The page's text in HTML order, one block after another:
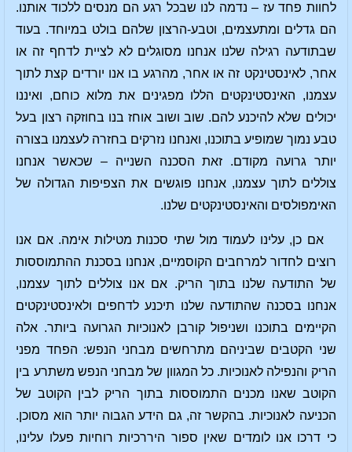
לחוות פחד עז – נדמה לנו שבכל רגע הם מנסים ללכוד אותנו.
הם גדלים ומתעצמים, וטבע-הרצון שלהם בולט במיוחד. בעוד
שבתודעה רגילה שלנו אנחנו מסוגלים לא לציית לדחף זה או
אחר, לאינסטינקט זה או אחר, מהרגע בו אנו יורדים קצת לתוך
עצמנו, האינסטינקטים הללו מפגינים את מלוא כוחם, ואיננו
יכולים שלא להיכנע להם. שוב ושוב אוחז בנו בחוזקה רצון בעל
טבע נמוך שמופיע בתוכנו, ואנחנו נזרקים בחזרה לעצמנו בצורה
יותר גרועה מקודם. זאת הסכנה השנייה – שכאשר אנחנו
צוללים לתוך עצמנו, אנחנו פוגשים את הצפיפות הגדולה של
האימפולסים והאינסטינקטים שלנו.
אם כן, עלינו לעמוד מול שתי סכנות מטילות אימה. אם אנו
רוצים לחדור למרחבים הקוסמיים, אנחנו בסכנת ההתמוססות
של התודעה שלנו בתוך הריק. אם אנו צוללים לתוך עצמנו,
אנחנו בסכנה שהתודעה שלנו תיכנע לדחפים ולאינסטינקטים
הקיימים בתוכנו ושניפול קורבן לאנוכיות הגרועה ביותר. אלה
שני הקטבים שביניהם מתרחשים מבחני הנפש: הפחד מפני
הריק והנפילה לאנוכיות. כל המגוון של מבחני הנפש משתרע בין
הקוטב שאנו מכנים התמוססות בתוך הריק לבין הקוטב של
הכניעה לאנוכיות. בהקשר זה, גם הידע הגבוה יותר הוא מסוכן.
כי דרכו אנו לומדים שאין ספור היררכיות רוחיות פעלו עלינו,